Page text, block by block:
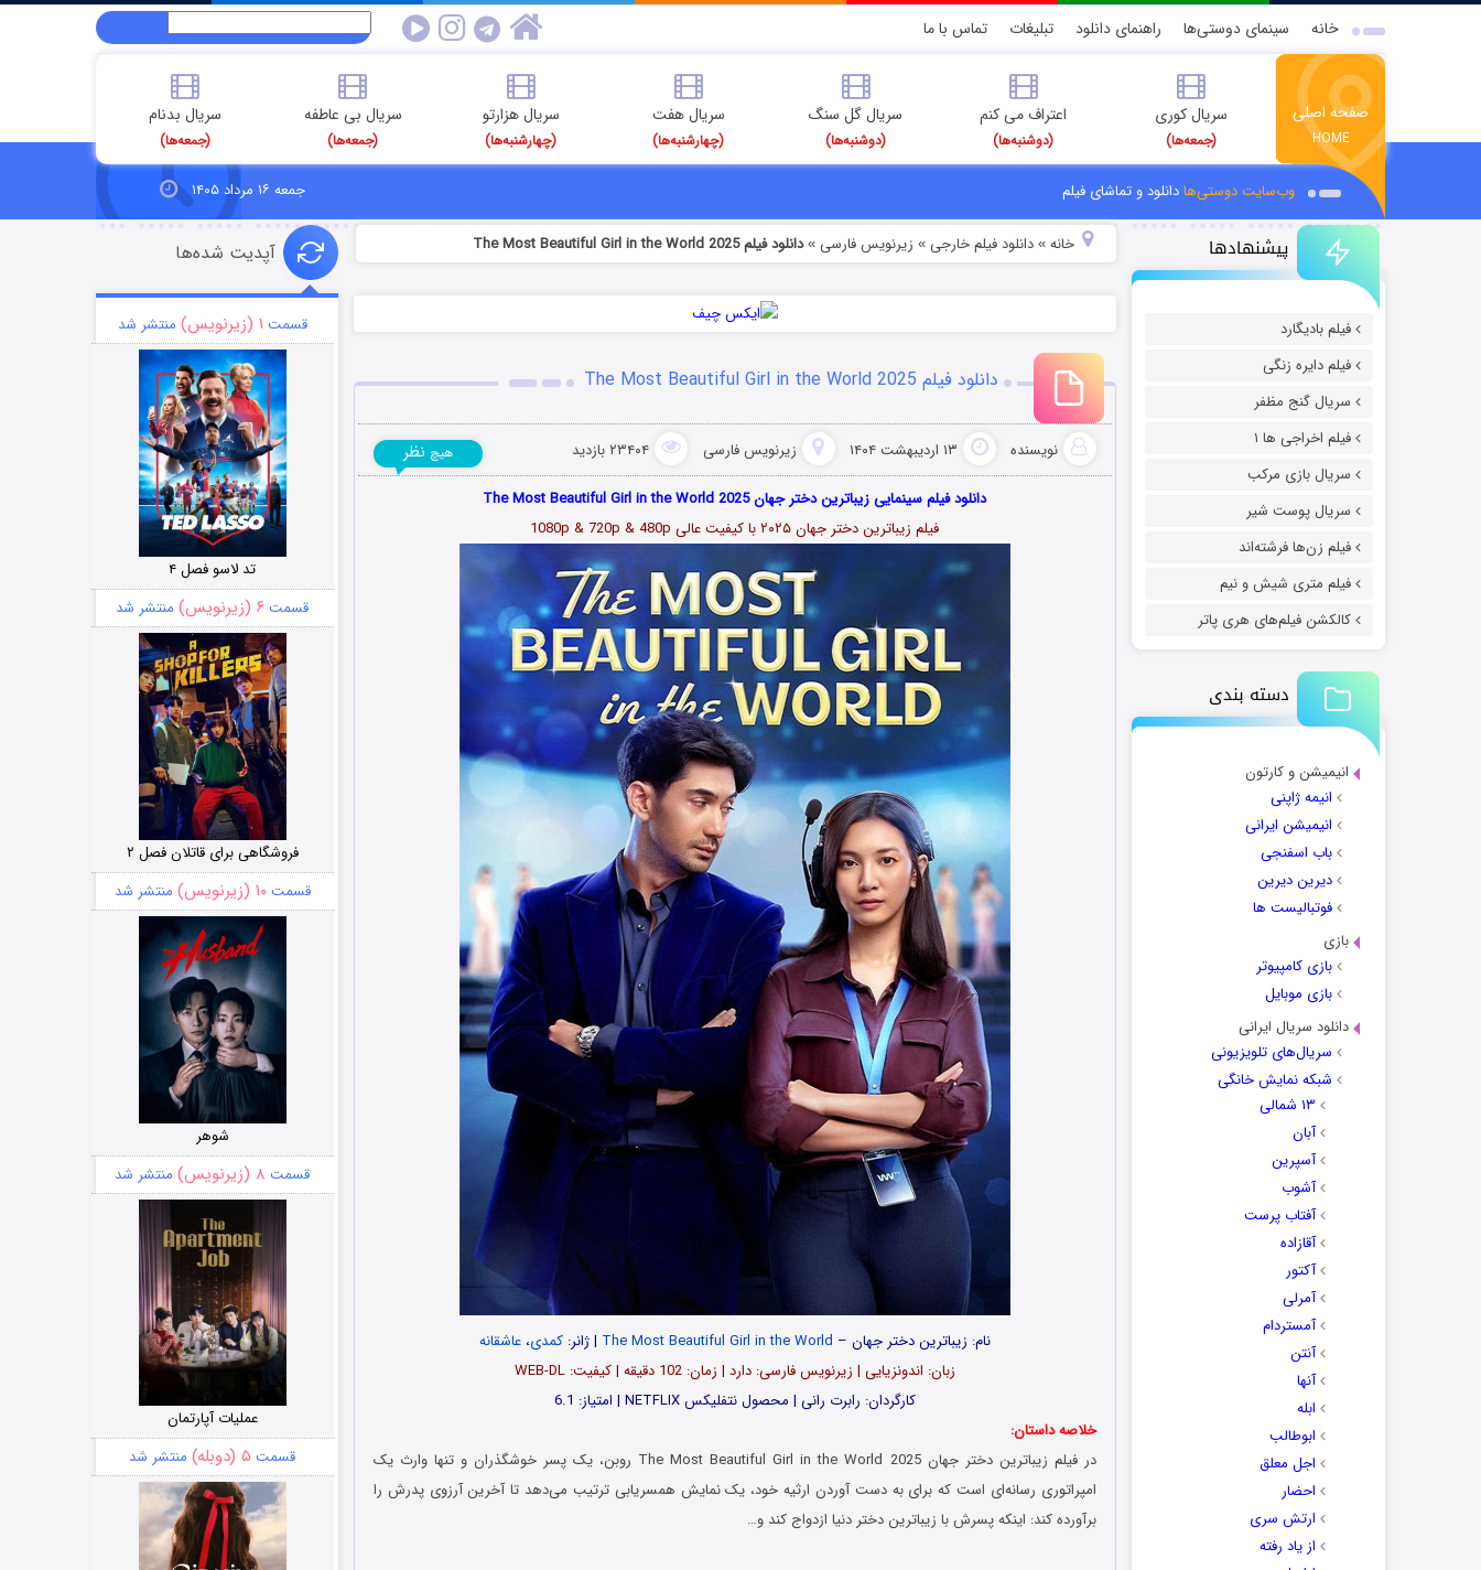
خانه سینمای دوستی‌ها راهنمای دانلود تبلیغات تماس با ما
صفحه اصلی
HOME
سریال کوری
(جمعه‌ها)
اعتراف می کنم
(دوشنبه‌ها)
سریال گل سنگ
(دوشنبه‌ها)
سریال هفت
(چهارشنبه‌ها)
سریال هزارتو
(چهارشنبه‌ها)
سریال بی عاطفه
(جمعه‌ها)
سریال بدنام
(جمعه‌ها)
وب‌سایت دوستی‌هادانلود و تماشای فیلم جمعه ۱۶ مرداد ۱۴۰۵
پیشنهادها
فیلم بادیگارد
فیلم دایره زنگی
سریال گنج مظفر
فیلم اخراجی ها ۱
سریال بازی مرکب
سریال پوست شیر
فیلم زن‌ها فرشته‌اند
فیلم متری شیش و نیم
کالکشن فیلم‌های هری پاتر
دسته بندی
انیمیشن و کارتون
انیمه ژاپنی
انیمیشن ایرانی
باب اسفنجی
دیرین دیرین
فوتبالیست ها
بازی
بازی کامپیوتر
بازی موبایل
دانلود سریال ایرانی
سریال‌های تلویزیونی
شبکه نمایش خانگی
۱۳ شمالی
آبان
آسپرین
آشوب
آفتاب پرست
آقازاده
آکتور
آمرلی
آمستردام
آنتن
آنها
ابله
ابوطالب
اجل معلق
احضار
ارتش سری
از یاد رفته
خانه» دانلود فیلم خارجی » زیرنویس فارسی »دانلود فیلم The Most Beautiful Girl in the World 2025
دانلود فیلم The Most Beautiful Girl in the World 2025
نویسنده ۱۳ اردیبهشت ۱۴۰۴ زیرنویس فارسی ۲۳۴۰۴ بازدید هیچ نظر
دانلود فیلم سینمایی زیباترین دختر جهان The Most Beautiful Girl in the World 2025
فیلم زیباترین دختر جهان ۲۰۲۵ با کیفیت عالی 1080p & 720p & 480p
نام: زیباترین دختر جهان – The Most Beautiful Girl in the World | ژانر:کمدی،عاشقانه
زبان: اندونزیایی | زیرنویس فارسی: دارد | زمان: 102 دقیقه | کیفیت: WEB-DL
کارگردان: رابرت رانی | محصول نتفلیکس NETFLIX | امتیاز: 6.1
خلاصه داستان:
در فیلم زیباترین دختر جهان The Most Beautiful Girl in the World 2025 روبن، یک پسر خوشگذران و تنها وارث یک
امپراتوری رسانه‌ای است که برای به دست آوردن ارثیه‌ خود، یک نمایش همسریابی ترتیب می‌دهد تا آخرین آرزوی پدرش را
برآورده کند: اینکه پسرش با زیباترین دختر دنیا ازدواج کند و…
آپدیت شده‌ها
قسمت ۱ (زیرنویس) منتشر شد
تد لاسو فصل ۴
قسمت ۶ (زیرنویس) منتشر شد
فروشگاهی برای قاتلان فصل ۲
قسمت۱۰ (زیرنویس) منتشر شد
شوهر
قسمت ۸ (زیرنویس) منتشر شد
عملیات آپارتمان
قسمت ۵ (دوبله) منتشر شد